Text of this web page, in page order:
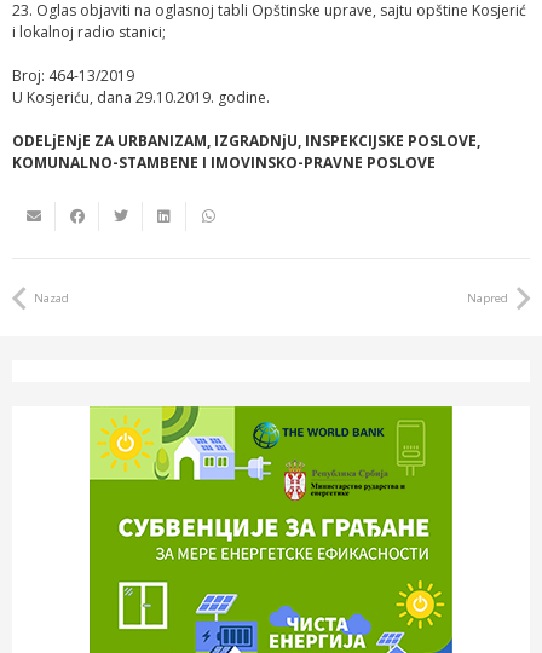
23. Oglas objaviti na oglasnoj tabli Opštinske uprave, sajtu opštine Kosjerić
i lokalnoj radio stanici;
Broj: 464-13/2019
U Kosjeriću, dana 29.10.2019. godine.
ODELjENjE ZA URBANIZAM, IZGRADNjU, INSPEKCIJSKE POSLOVE,
KOMUNALNO-STAMBENE I IMOVINSKO-PRAVNE POSLOVE
Nazad Napred